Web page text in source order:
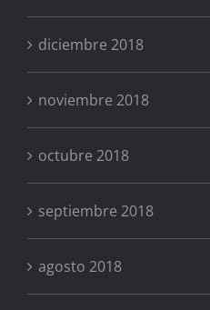
diciembre 2018
noviembre 2018
octubre 2018
septiembre 2018
agosto 2018